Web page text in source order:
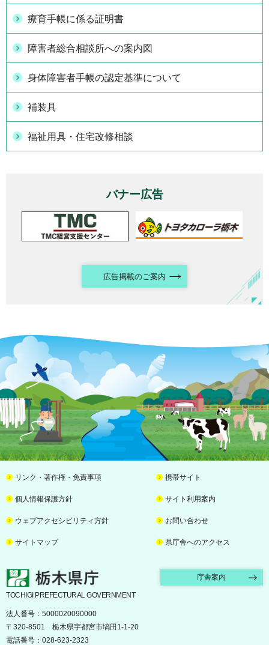
療育手帳に係る証明書
障害者総合相談所への案内図
身体障害者手帳の認定基準について
補装具
福祉用具・住宅改修相談
バナー広告
広告掲載のご案内
リンク・著作権・免責事項 携帯サイト
個人情報保護方針 サイト利用案内
ウェブアクセシビリティ方針 お問い合わせ
サイトマップ 県庁舎へのアクセス
栃木県庁 庁舎案内
TOCHIGI PREFECTURAL GOVERNMENT
法人番号：5000020090000
〒320-8501 栃木県宇都宮市塙田1-1-20
電話番号：028-623-2323